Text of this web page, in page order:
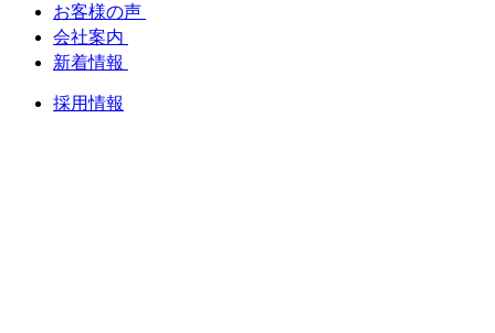
お客様の声
会社案内
新着情報
採用情報